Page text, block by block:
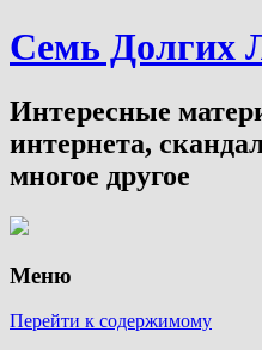
Семь Долгих
Интересные
интернета,
многое другое
Меню
Перейти к содержимому